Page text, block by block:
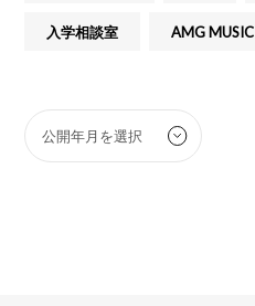
入学相談室 AMG MUSIC